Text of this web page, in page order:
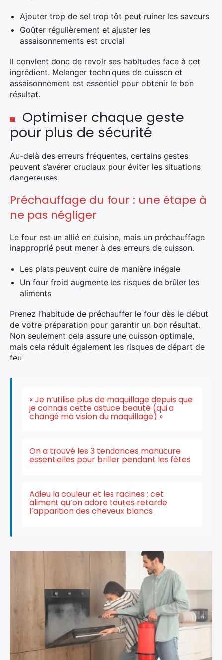
Ajouter trop de sel trop tôt peut ruiner les saveurs
Goûter régulièrement et ajuster les
assaisonnements est crucial
Il convient donc de revoir ses habitudes face à cet
ingrédient. Melanger techniques de cuisson et
assaisonnement est essentiel pour obtenir le bon
résultat.
Optimiser chaque geste
pour plus de sécurité
Au-delà des erreurs fréquentes, certains gestes
peuvent s’avérer cruciaux pour éviter les situations
dangereuses.
Préchauffage du four : une étape à
ne pas négliger
Le four est un allié en cuisine, mais un préchauffage
inapproprié peut mener à des erreurs de cuisson.
Les plats peuvent cuire de manière inégale
Un four froid augmente les risques de brûler les
aliments
Prenez l’habitude de préchauffer le four dès le début
de votre préparation pour garantir un bon résultat.
Non seulement cela assure une cuisson optimale,
mais cela réduit également les risques de départ de
feu.
« Je n’utilise plus de maquillage depuis que
je connais cette astuce beauté (qui a
changé ma vision du maquillage) »
On a trouvé les 3 tendances manucure
essentielles pour briller pendant les fêtes
Adieu la couleur et les racines : cet
aliment qu’on adore toutes retarde
l’apparition des cheveux blancs
: